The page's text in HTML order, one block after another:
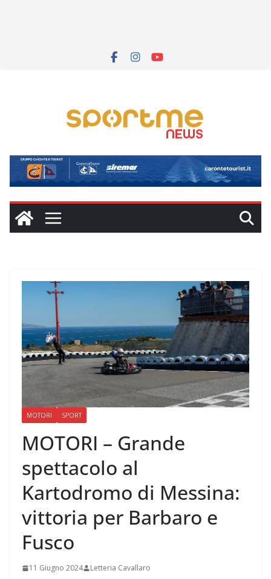
MOTORI SPORT
MOTORI – Grande
spettacolo al
Kartodromo di Messina:
vittoria per Barbaro e
Fusco
11 Giugno 2024 Letteria Cavallaro